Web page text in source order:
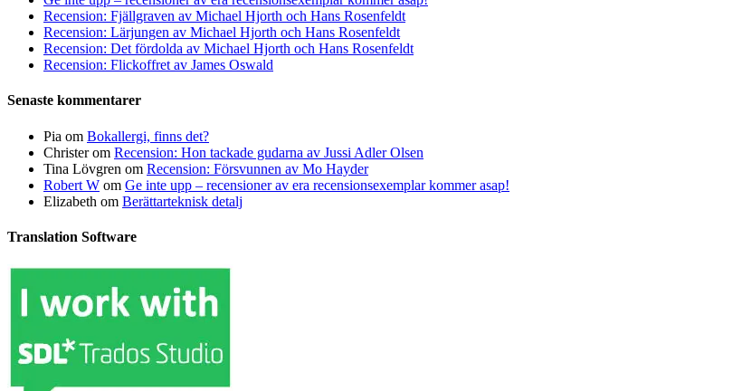
Recension: Fjällgraven av Michael Hjorth och Hans Rosenfeldt
Recension: Lärjungen av Michael Hjorth och Hans Rosenfeldt
Recension: Det fördolda av Michael Hjorth och Hans Rosenfeldt
Recension: Flickoffret av James Oswald
Senaste kommentarer
Pia om Bokallergi, finns det?
Christerom Recension: Hon tackade gudarna av Jussi Adler Olsen
Tina Lövgren om Recension: Försvunnen av Mo Hayder
Robert W om Ge inte upp – recensioner av era recensionsexemplar kommer asap!
Elizabeth om Berättarteknisk detalj
Translation Software